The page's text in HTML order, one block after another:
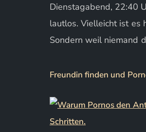
Dienstagabend, 22:40
lautlos. Vielleicht ist es
Sondern weil niemand
Freundin finden und